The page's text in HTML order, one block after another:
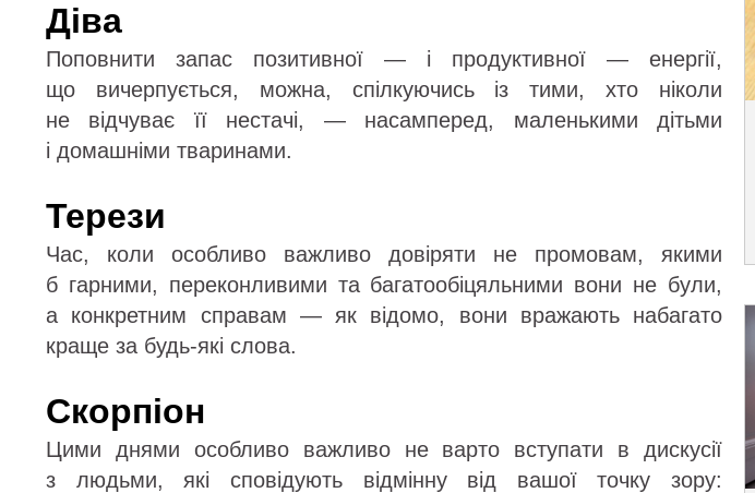
Діва
Поповнити запас позитивної — і продуктивної — енергії,
що вичерпується, можна, спілкуючись із тими, хто ніколи
не відчуває її нестачі, — насамперед, маленькими дітьми
і домашніми тваринами.
Терези
Час, коли особливо важливо довіряти не промовам, якими
б гарними, переконливими та багатообіцяльними вони не були,
а конкретним справам — як відомо, вони вражають набагато
краще за будь-які слова.
Скорпіон
Цими днями особливо важливо не варто вступати в дискусії
з людьми, які сповідують відмінну від вашої точку зору: